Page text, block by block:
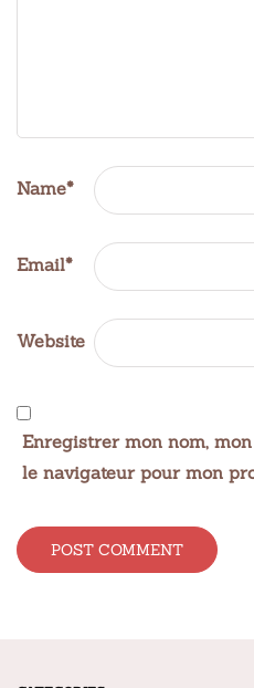
Name*
Email*
Website
Enregistrer mon nom,
le navigateur pour mon